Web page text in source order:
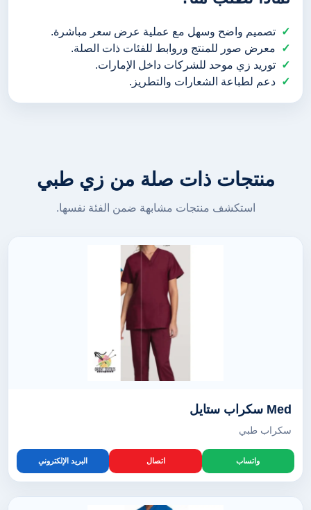
تصميم واضح وسهل مع عملية عرض سعر مباشرة.
معرض صور للمنتج وروابط للفئات ذات الصلة.
توريد زي موحد للشركات داخل الإمارات.
دعم لطباعة الشعارات والتطريز.
منتجات ذات صلة من زي طبي
استكشف منتجات مشابهة ضمن الفئة نفسها.
Med سكراب ستايل
سكراب طبي
واتساب اتصال البريد الإلكتروني